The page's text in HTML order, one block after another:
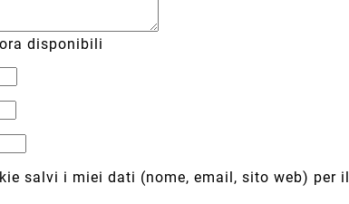
disponibili
salvi i miei dati (nome, email, sito web) per il